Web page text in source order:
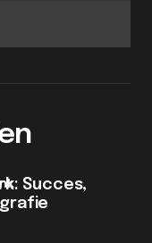
Succes,